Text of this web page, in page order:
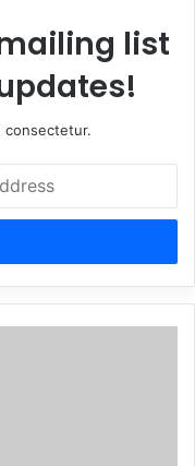
list
consectetur.